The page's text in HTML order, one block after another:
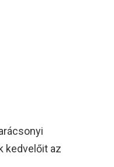
kedvelőit az